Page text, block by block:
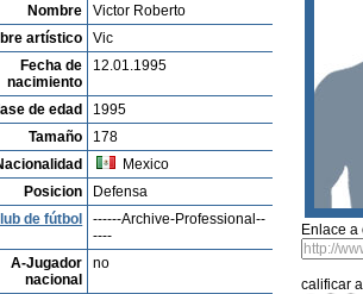
Nombre
Victor Roberto
artístico
Vic
Fecha de
nacimiento
12.01.1995
de edad
1995
Tamaño
178
Mexico
Posicion
Defensa
de fútbol
------Archive-Professional--
----
A-Jugador
nacional
no
Enlace a
calificar